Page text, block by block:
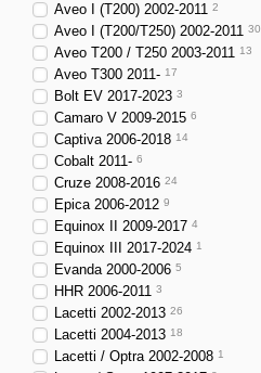
Aveo I (T200) 2002-2011 2
Aveo I (T200/T250) 2002-2011 30
Aveo T200 / T250 2003-2011 13
Aveo T300 2011- 17
Bolt EV 2017-2023 3
Camaro V 2009-2015 6
Captiva 2006-2018 14
Cobalt 2011- 6
Cruze 2008-2016 24
Epica 2006-2012 9
Equinox II 2009-2017 4
Equinox III 2017-2024 1
Evanda 2000-2006 5
HHR 2006-2011 3
Lacetti 2002-2013 26
Lacetti 2004-2013 18
Lacetti / Optra 2002-2008 1